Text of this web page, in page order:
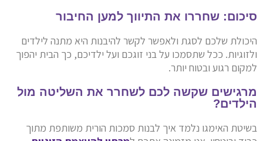
סיכום: שחררו את התיווך למען החיבור
היכולת שלכם לסגת ולאפשר לקשר להיבנות היא מתנה לילדים
ולזוגיות. ככל שתסמכו על בני זוגכם ועל ילדיכם, כך הבית יהפוך
למקום רגוע ובטוח יותר.
מרגישים שקשה לכם לשחרר את השליטה מול
הילדים?
בשיטת האימגו נלמד איך לבנות סמכות הורית משותפת מתוך